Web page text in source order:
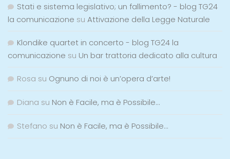
Stati e sistema legislativo; un fallimento? - blog TG24
la comunicazione su Attivazione della Legge Naturale
Klondike quartet in concerto - blog TG24 la
comunicazione su Un bar trattoria dedicato alla cultura
Rosa su Ognuno di noi è un’opera d’arte!
Diana su Non è Facile, ma è Possibile…
Stefano su Non è Facile, ma è Possibile…